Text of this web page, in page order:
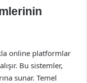
online platformlar
Bu sistemler,
sunar. Temel